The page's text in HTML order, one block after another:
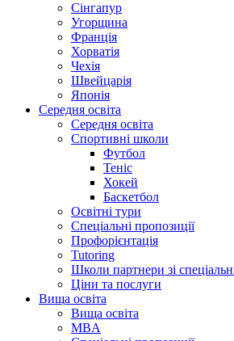
Сінгапур
Угорщина
Франція
Хорватія
Чехія
Швейцарія
Японія
Середня освіта
Середня освіта
Спортивні школи
Футбол
Теніс
Хокей
Баскетбол
Освітні тури
Спеціальні пропозиції
Профорієнтація
Tutoring
Школи партнери зі
Ціни та послуги
Вища освіта
Вища освіта
MBA